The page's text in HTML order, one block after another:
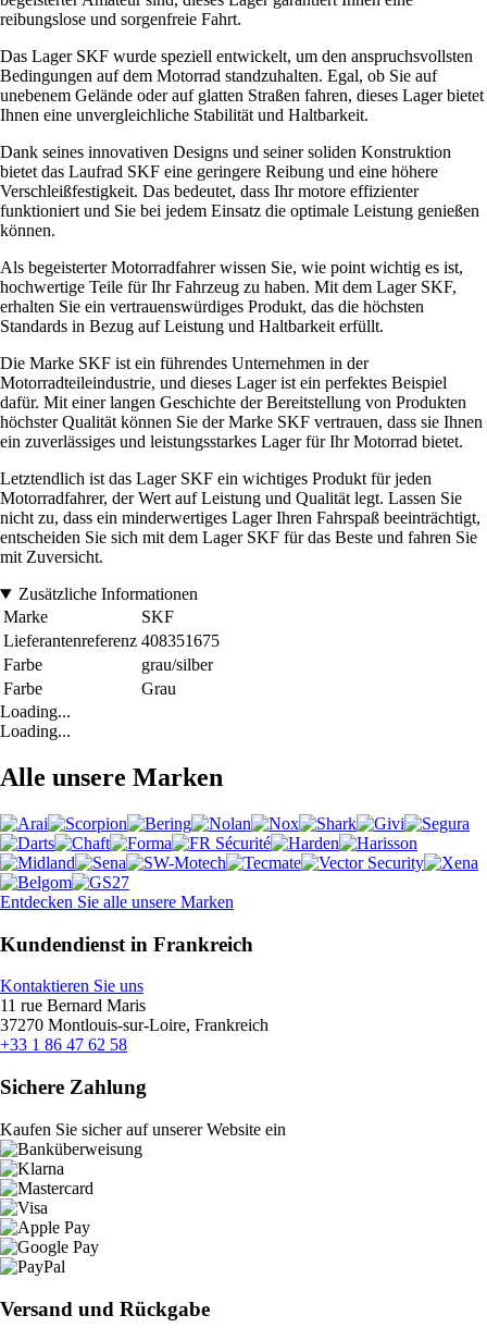
reibungslose und sorgenfreie Fahrt.
Das Lager SKF wurde speziell entwickelt, um den anspruchsvollsten
Bedingungen auf dem Motorrad standzuhalten. Egal, ob Sie auf
unebenem Gelände oder auf glatten Straßen fahren, dieses Lager bietet
Ihnen eine unvergleichliche Stabilität und Haltbarkeit.
Dank seines innovativen Designs und seiner soliden Konstruktion
bietet das Laufrad SKF eine geringere Reibung und eine höhere
Verschleißfestigkeit. Das bedeutet, dass Ihr motore effizienter
funktioniert und Sie bei jedem Einsatz die optimale Leistung genießen
können.
Als begeisterter Motorradfahrer wissen Sie, wie point wichtig es ist,
hochwertige Teile für Ihr Fahrzeug zu haben. Mit dem Lager SKF,
erhalten Sie ein vertrauenswürdiges Produkt, das die höchsten
Standards in Bezug auf Leistung und Haltbarkeit erfüllt.
Die Marke SKF ist ein führendes Unternehmen in der
Motorradteileindustrie, und dieses Lager ist ein perfektes Beispiel
dafür. Mit einer langen Geschichte der Bereitstellung von Produkten
höchster Qualität können Sie der Marke SKF vertrauen, dass sie Ihnen
ein zuverlässiges und leistungsstarkes Lager für Ihr Motorrad bietet.
Letztendlich ist das Lager SKF ein wichtiges Produkt für jeden
Motorradfahrer, der Wert auf Leistung und Qualität legt. Lassen Sie
nicht zu, dass ein minderwertiges Lager Ihren Fahrspaß beeinträchtigt,
entscheiden Sie sich mit dem Lager SKF für das Beste und fahren Sie
mit Zuversicht.
Zusätzliche Informationen
Marke
SKF
Lieferantenreferenz 408351675
Farbe
grau/silber
Farbe
Grau
Loading...
Loading...
Alle unsere Marken
Entdecken Sie alle unsere Marken
Kundendienst in Frankreich
Kontaktieren Sie uns
11 rue Bernard Maris
37270 Montlouis-sur-Loire, Frankreich
+33 1 86 47 62 58
Sichere Zahlung
Kaufen Sie sicher auf unserer Website ein
Versand und Rückgabe